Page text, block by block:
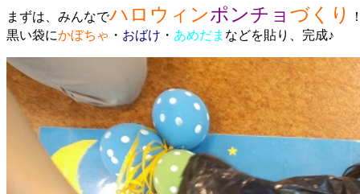
まずは、みんなでハロウィンポンチョ づくり
黒い袋にかぼちゃ ・ おばけ ・ あめだま などを貼り、完成♪